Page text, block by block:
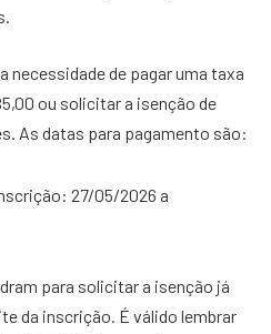
necessidade de pagar uma taxa
ou solicitar a isenção de
As datas para pagamento são:
27/05/2026 a
para solicitar a isenção já
da inscrição. É válido lembrar